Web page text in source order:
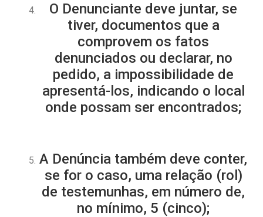
O Denunciante deve juntar, se
tiver, documentos que a
comprovem os fatos
denunciados ou declarar, no
pedido, a impossibilidade de
apresentá-los, indicando o local
onde possam ser encontrados;
A Denúncia também deve conter,
se for o caso, uma relação (rol)
de testemunhas, em número de,
no mínimo, 5 (cinco);